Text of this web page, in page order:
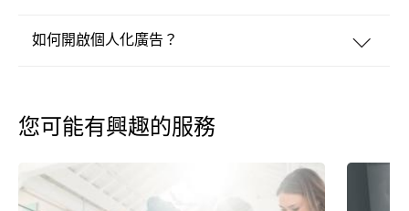
如何開啟個人化廣告？
您可能有興趣的服務